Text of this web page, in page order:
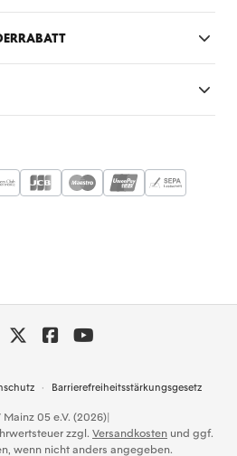
Barrierefreiheitsstärkungsgesetz
Mainz 05 e.V. (2026)|
zzgl. Versandkosten und ggf.
wenn nicht anders angegeben.